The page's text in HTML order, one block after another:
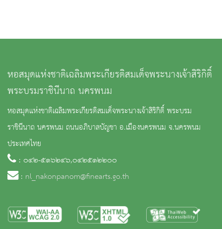
หอสมุดแห่งชาติเฉลิมพระเกียรติสมเด็จพระนางเจ้าสิริกิติ์
พระบรมราชินีนาถ นครพนม
หอสมุดแห่งชาติเฉลิมพระเกียรติสมเด็จพระนางเจ้าสิริกิติ์ พระบรม
ราชินีนาถ นครพนม ถนนอภิบาลบัญชา อ.เมืองนครพนม จ.นครพนม
ประเทศไทย
: ๐๔๒-๕๑๖๒๔๖,๐๔๒๕๑๒๒๐๐
: nl_nakonpanom@finearts.go.th